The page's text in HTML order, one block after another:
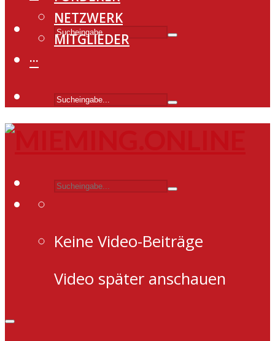
NETZWERK
MITGLIEDER
···
Keine Video-Beiträge
Video später anschauen